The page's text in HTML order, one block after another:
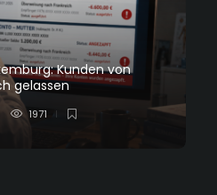
Kunden von
gelassen
1971